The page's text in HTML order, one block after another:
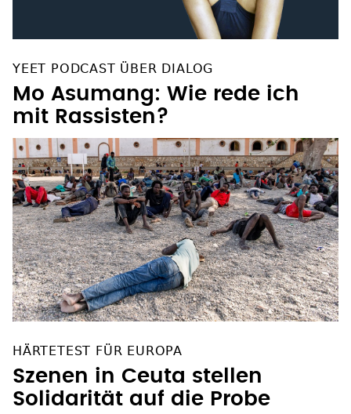
YEET PODCAST ÜBER DIALOG
Mo Asumang: Wie rede ich
mit Rassisten?
HÄRTETEST FÜR EUROPA
Szenen in Ceuta stellen
Solidarität auf die Probe